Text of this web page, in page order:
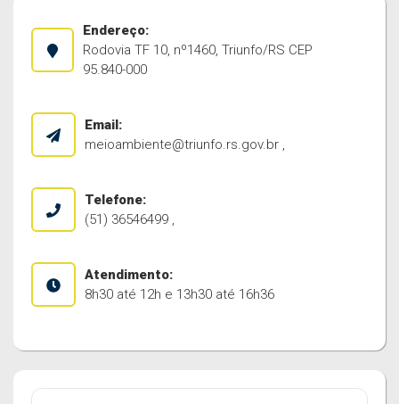
Endereço:
Rodovia TF 10, nº1460, Triunfo/RS CEP
95.840-000
Email:
meioambiente@triunfo.rs.gov.br ,
Telefone:
(51) 36546499 ,
Atendimento:
8h30 até 12h e 13h30 até 16h36